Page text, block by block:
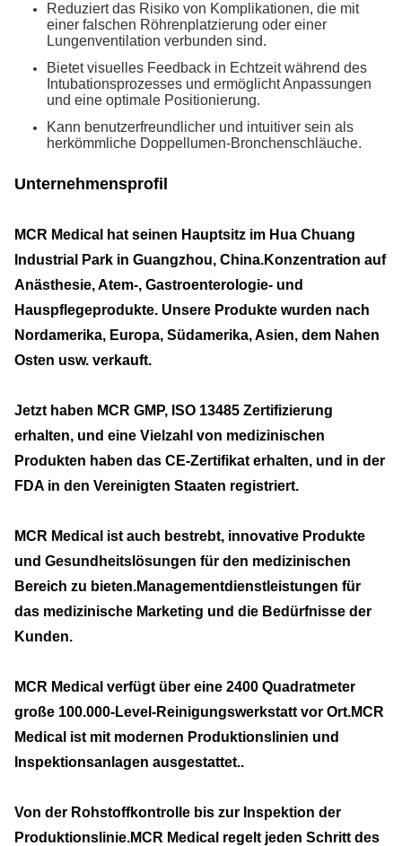
Reduziert das Risiko von Komplikationen, die mit
einer falschen Röhrenplatzierung oder einer
Lungenventilation verbunden sind.
Bietet visuelles Feedback in Echtzeit während des
Intubationsprozesses und ermöglicht Anpassungen
und eine optimale Positionierung.
Kann benutzerfreundlicher und intuitiver sein als
herkömmliche Doppellumen-Bronchenschläuche.
Unternehmensprofil
MCR Medical hat seinen Hauptsitz im Hua Chuang
Industrial Park in Guangzhou, China.Konzentration auf
Anästhesie, Atem-, Gastroenterologie- und
Hauspflegeprodukte. Unsere Produkte wurden nach
Nordamerika, Europa, Südamerika, Asien, dem Nahen
Osten usw. verkauft.
Jetzt haben MCR GMP, ISO 13485 Zertifizierung
erhalten, und eine Vielzahl von medizinischen
Produkten haben das CE-Zertifikat erhalten, und in der
FDA in den Vereinigten Staaten registriert.
MCR Medical ist auch bestrebt, innovative Produkte
und Gesundheitslösungen für den medizinischen
Bereich zu bieten.Managementdienstleistungen für
das medizinische Marketing und die Bedürfnisse der
Kunden.
MCR Medical verfügt über eine 2400 Quadratmeter
große 100.000-Level-Reinigungswerkstatt vor Ort.MCR
Medical ist mit modernen Produktionslinien und
Inspektionsanlagen ausgestattet..
Von der Rohstoffkontrolle bis zur Inspektion der
Produktionslinie.MCR Medical regelt jeden Schritt des